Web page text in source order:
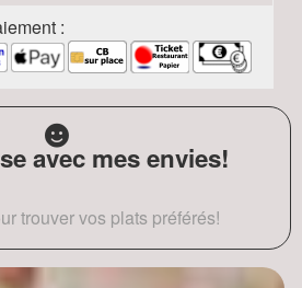
:
avec mes envies!
trouver vos plats préférés!